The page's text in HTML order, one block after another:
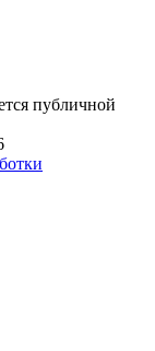
публичной